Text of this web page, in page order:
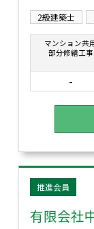
2級建築士
マンション共
部分修繕工事
-
有限会社
推進会員